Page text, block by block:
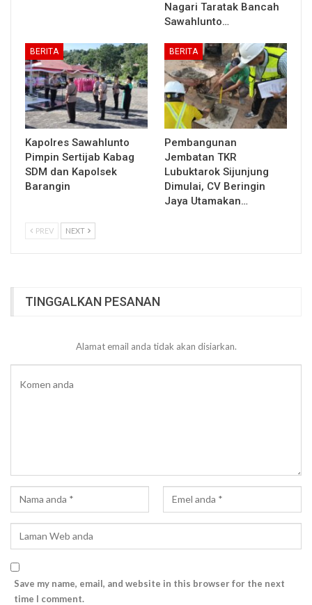
Nagari Taratak Bancah
Sawahlunto…
BERITA
Kapolres Sawahlunto
Pimpin Sertijab Kabag
SDM dan Kapolsek
Barangin
BERITA
Pembangunan
Jembatan TKR
Lubuktarok Sijunjung
Dimulai, CV Beringin
Jaya Utamakan…
PREV NEXT
TINGGALKAN PESANAN
Alamat email anda tidak akan disiarkan.
Save my name, email, and website in this browser for the next
time I comment.